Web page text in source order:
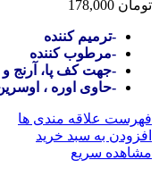
تومان
-ترمیم کننده
-مرطوب کننده
-جهت کف پا، آرنج
-حاوی اوره ، اوسرین
فهرست علاقه مندی ها
افزودن به سبد خرید
مشاهده سریع